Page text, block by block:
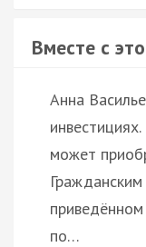
Вместе с
Анна
может
по…